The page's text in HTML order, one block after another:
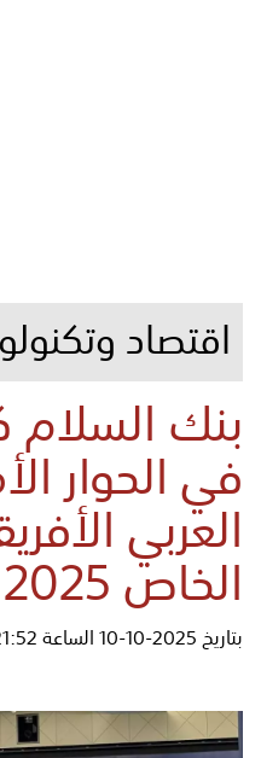
اقتصاد
بنك السلام
في الحوار
العربي
الخاص 2025 بنيويورك
بتاريخ 2025-10-10 الساعة 21:52